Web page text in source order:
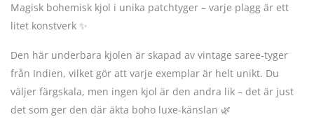
Magisk bohemisk kjol i unika patchtyger – varje plagg är ett
litet konstverk ✨
Den här underbara kjolen är skapad av vintage saree-tyger
från Indien, vilket gör att varje exemplar är helt unikt. Du
väljer färgskala, men ingen kjol är den andra lik – det är just
det som ger den där äkta boho luxe-känslan 🌿